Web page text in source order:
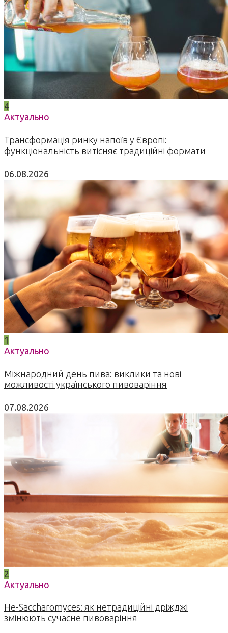
4
Актуально
Трансформація ринку напоїв у Європі:
функціональність витісняє традиційні формати
06.08.2026
1
Актуально
Міжнародний день пива: виклики та нові
можливості українського пивоваріння
07.08.2026
2
Актуально
Не-Saccharomyces: як нетрадиційні дріжджі
змінюють сучасне пивоваріння